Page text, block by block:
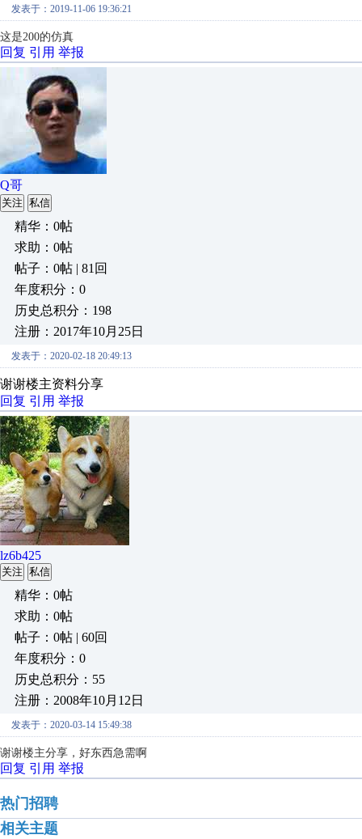
发表于：2019-11-06 19:36:21
这是200的仿真
回复 引用 举报
Q哥
关注 私信
精华：0帖
求助：0帖
帖子：0帖 | 81回
年度积分：0
历史总积分：198
注册：2017年10月25日
发表于：2020-02-18 20:49:13
谢谢楼主资料分享
回复 引用 举报
lz6b425
关注 私信
精华：0帖
求助：0帖
帖子：0帖 | 60回
年度积分：0
历史总积分：55
注册：2008年10月12日
发表于：2020-03-14 15:49:38
谢谢楼主分享，好东西急需啊
回复 引用 举报
热门招聘
相关主题